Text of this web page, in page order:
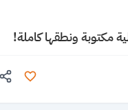
مكتوبة ونطقها كاملة!